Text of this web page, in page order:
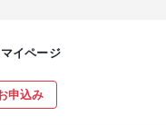
マイページ
申込み